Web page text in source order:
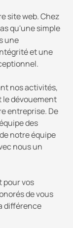
site web. Chez
qu'une simple
une
et une
nos activités,
le dévouement
entreprise. De
des
notre équipe
nous un
pour vos
de vous
différence